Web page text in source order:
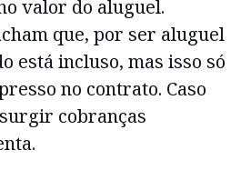
valor do aluguel.
que, por ser aluguel
está incluso, mas isso só
no contrato. Caso
cobranças